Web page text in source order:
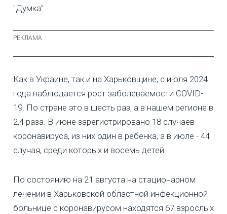
"Думка".
Как в Украине, так и на Харьковщине, с июля 2024
года наблюдается рост заболеваемости COVID-
19. По стране это в шесть раз, а в нашем регионе в
2,4 раза. В июне зарегистрировано 18 случаев
коронавируса, из них один в ребенка, а в июле - 44
случая, среди которых и восемь детей.
По состоянию на 21 августа на стационарном
лечении в Харьковской областной инфекционной
больнице с коронавирусом находятся 67 взрослых